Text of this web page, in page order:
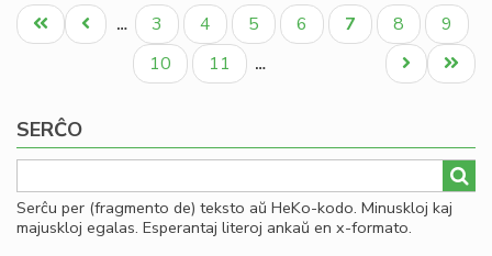
de
Pagination
Unua
paĝo
Antaŭa
paĝo
… Paĝo
3 Paĝo
4 Paĝo
5 Paĝo
6
Aktuala
paĝo
7 Paĝo
8 Paĝo
9
Paĝo
10 Paĝo
11 …
Last
page
Next
page
SERĈO
Serĉu per (fragmento de) teksto aŭ HeKo-kodo. Minuskloj kaj
majuskloj egalas. Esperantaj literoj ankaŭ en x-formato.